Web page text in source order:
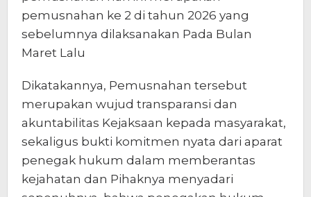
pemusnahan ke 2 di tahun 2026 yang
sebelumnya dilaksanakan Pada Bulan
Maret Lalu
Dikatakannya, Pemusnahan tersebut
merupakan wujud transparansi dan
akuntabilitas Kejaksaan kepada masyarakat,
sekaligus bukti komitmen nyata dari aparat
penegak hukum dalam memberantas
kejahatan dan Pihaknya menyadari